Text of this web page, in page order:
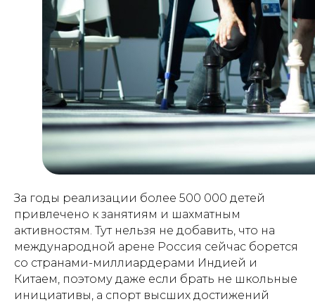
За годы реализации более 500 000 детей
привлечено к занятиям и шахматным
активностям. Тут нельзя не добавить, что на
международной арене Россия сейчас борется
со странами-миллиардерами Индией и
Китаем, поэтому даже если брать не школьные
инициативы, а спорт высших достижений